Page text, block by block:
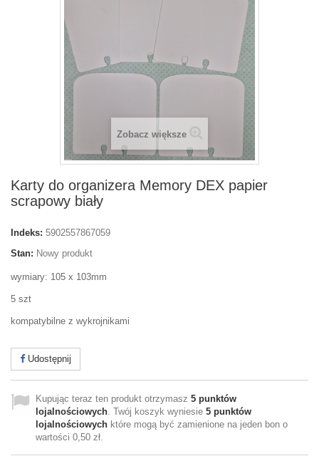
Zobacz większe
Karty do organizera Memory DEX papier
scrapowy biały
Indeks: 5902557867059
Stan: Nowy produkt
wymiary: 105 x 103mm
5 szt
kompatybilne z wykrojnikami
Udostępnij
Kupując teraz ten produkt otrzymasz 5 punktów
lojalnościowych. Twój koszyk wyniesie 5 punktów
lojalnościowych które mogą być zamienione na jeden bon o
wartości 0,50 zł.